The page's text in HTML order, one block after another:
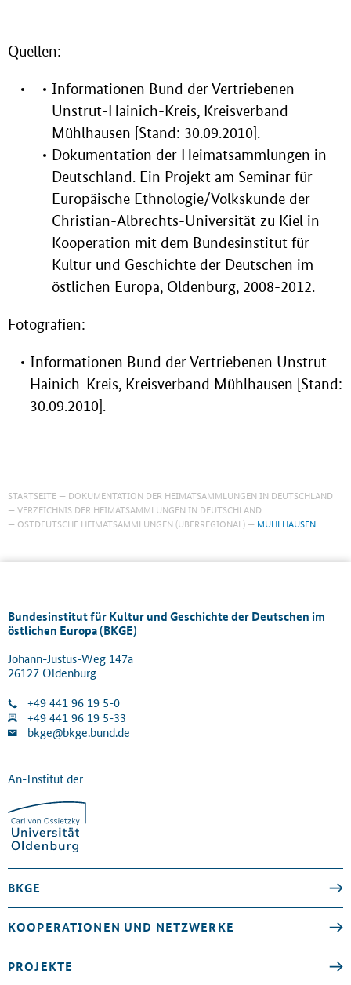
Quellen:
Informationen Bund der Vertriebenen
Unstrut-Hainich-Kreis, Kreisverband
Mühlhausen [Stand: 30.09.2010].
Dokumentation der Heimatsammlungen in
Deutschland. Ein Projekt am Seminar für
Europäische Ethnologie/Volkskunde der
Christian-Albrechts-Universität zu Kiel in
Kooperation mit dem Bundesinstitut für
Kultur und Geschichte der Deutschen im
östlichen Europa, Oldenburg, 2008-2012.
Fotografien:
Informationen Bund der Vertriebenen Unstrut-
Hainich-Kreis, Kreisverband Mühlhausen [Stand:
30.09.2010].
STARTSEITE
DOKUMENTATION DER HEIMATSAMMLUNGEN IN DEUTSCHLAND
VERZEICHNIS DER HEIMATSAMMLUNGEN IN DEUTSCHLAND
OSTDEUTSCHE HEIMATSAMMLUNGEN (ÜBERREGIONAL)
MÜHLHAUSEN
Bundesinstitut für Kultur und Geschichte der Deutschen im
östlichen Europa (BKGE)
Johann-Justus-Weg 147a
26127 Oldenburg
+49 441 96 19 5-0
+49 441 96 19 5-33
bkge@bkge.bund.de
An-Institut der
BKGE
KOOPERATIONEN UND NETZWERKE
PROJEKTE